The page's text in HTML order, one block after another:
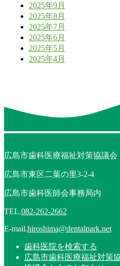
2025年9月
2025年8月
2025年7月
2025年6月
2025年5月
2025年4月
広島市歯科医療福祉対策協議会
広島市東区二葉の里3-2-4
広島市歯科医師会事務局内
TEL.082-262-2662
E-mail.hiroshima@dentalpark.net
歯科医院を検索する
広島市歯科医療福祉対策